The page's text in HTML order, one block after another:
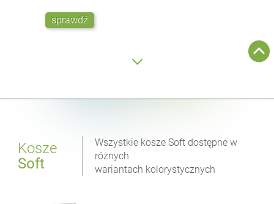
sprawdź
Kosze
Soft
Wszystkie kosze Soft dostępne w
różnych
wariantach kolorystycznych